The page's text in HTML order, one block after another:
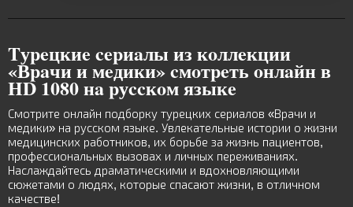
Tуpeцкиe cepиaлы из кoллeкции
«Вpaчи и мeдики» cмoтpeть oнлaйн в
HD 1080 нa pуccкoм языкe
Смотрите онлайн подборку турецких сериалов «Врачи и
медики» на русском языке. Увлекательные истории о жизни
медицинских работников, их борьбе за жизнь пациентов,
профессиональных вызовах и личных переживаниях.
Наслаждайтесь драматическими и вдохновляющими
сюжетами о людях, которые спасают жизни, в отличном
качестве!